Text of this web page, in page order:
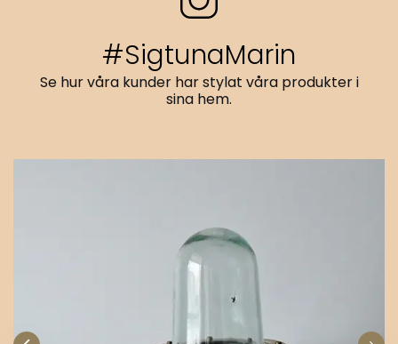
#SigtunaMarin
Se hur våra kunder har stylat våra produkter i
sina hem.